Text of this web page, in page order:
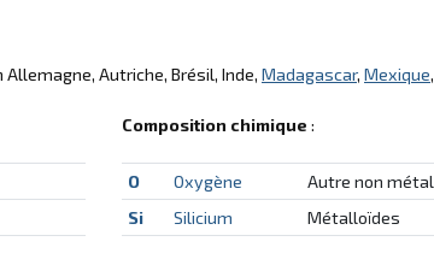
Autriche, Brésil, Inde, Madagascar, Mexique,
Composition chimique :
O Oxygène Autre non métal
Si
Silicium Métalloïdes